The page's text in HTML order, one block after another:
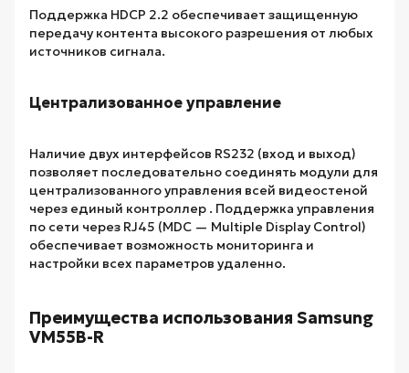
Поддержка HDCP 2.2 обеспечивает защищенную
передачу контента высокого разрешения от любых
источников сигнала.
Централизованное управление
Наличие двух интерфейсов RS232 (вход и выход)
позволяет последовательно соединять модули для
централизованного управления всей видеостеной
через единый контроллер . Поддержка управления
по сети через RJ45 (MDC — Multiple Display Control)
обеспечивает возможность мониторинга и
настройки всех параметров удаленно.
Преимущества использования Samsung
VM55B-R